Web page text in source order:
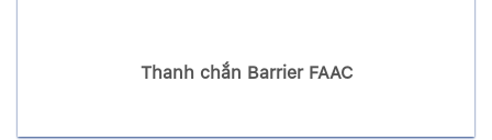
Thanh chắn Barrier FAAC